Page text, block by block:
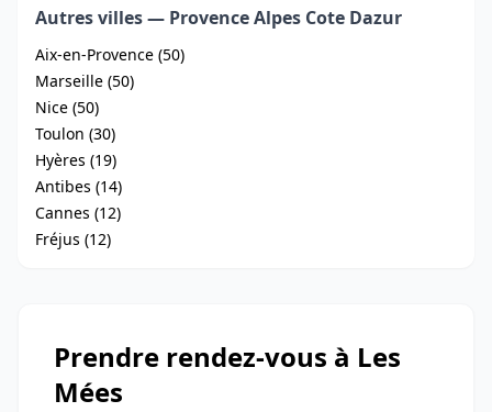
Autres villes — Provence Alpes Cote Dazur
Aix-en-Provence (50)
Marseille (50)
Nice (50)
Toulon (30)
Hyères (19)
Antibes (14)
Cannes (12)
Fréjus (12)
Prendre rendez-vous à Les
Mées